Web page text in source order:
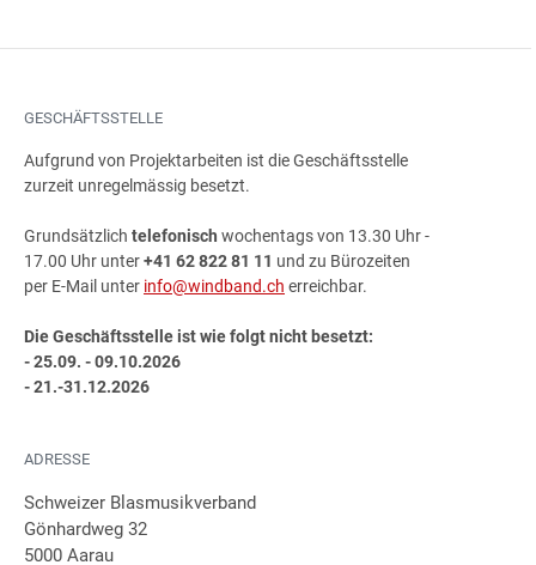
GESCHÄFTSSTELLE
Aufgrund von Projektarbeiten ist die Geschäftsstelle
zurzeit unregelmässig besetzt.
Grundsätzlich telefonisch wochentags von 13.30 Uhr -
17.00 Uhr unter+41 62 822 81 11 und zu Bürozeiten
per E-Mail unter info@windband.ch erreichbar.
Die Geschäftsstelle ist wie folgt nicht besetzt:
- 25.09. - 09.10.2026
- 21.-31.12.2026
ADRESSE
Schweizer Blasmusikverband
Gönhardweg 32
5000 Aarau